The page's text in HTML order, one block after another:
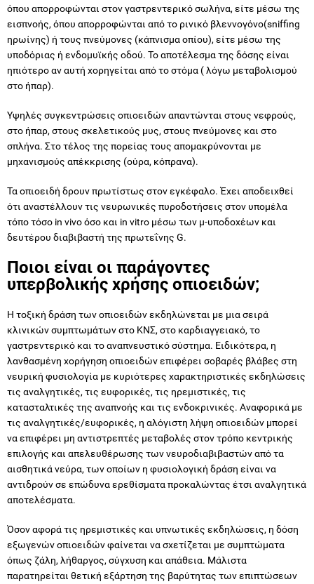
όπου απορροφώνται στον γαστρεντερικό σωλήνα, είτε μέσω της
εισπνοής, όπου απορροφώνται από το ρινικό βλεννογόνο(sniffing
ηρωίνης) ή τους πνεύμονες (κάπνισμα οπίου), είτε μέσω της
υποδόριας ή ενδομυϊκής οδού. Το αποτέλεσμα της δόσης είναι
ηπιότερο αν αυτή χορηγείται από το στόμα ( λόγω μεταβολισμού
στο ήπαρ).
Υψηλές συγκεντρώσεις οπιοειδών απαντώνται στους νεφρούς,
στο ήπαρ, στους σκελετικούς μυς, στους πνεύμονες και στο
σπλήνα. Στο τέλος της πορείας τους απομακρύνονται με
μηχανισμούς απέκκρισης (ούρα, κόπρανα).
Τα οπιοειδή δρουν πρωτίστως στον εγκέφαλο. Έχει αποδειχθεί
ότι αναστέλλουν τις νευρωνικές πυροδοτήσεις στον υπομέλα
τόπο τόσο in vivo όσο και in vitro μέσω των μ-υποδοχέων και
δευτέρου διαβιβαστή της πρωτεΐνης G.
Ποιοι είναι οι παράγοντες
υπερβολικής χρήσης οπιοειδών;
Η τοξική δράση των οπιοειδών εκδηλώνεται με μια σειρά
κλινικών συμπτωμάτων στο ΚΝΣ, στο καρδιαγγειακό, το
γαστρεντερικό και το αναπνευστικό σύστημα. Ειδικότερα, η
λανθασμένη χορήγηση οπιοειδών επιφέρει σοβαρές βλάβες στη
νευρική φυσιολογία με κυριότερες χαρακτηριστικές εκδηλώσεις
τις αναλγητικές, τις ευφορικές, τις ηρεμιστικές, τις
κατασταλτικές της αναπνοής και τις ενδοκρινικές. Αναφορικά με
τις αναλγητικές/ευφορικές, η αλόγιστη λήψη οπιοειδών μπορεί
να επιφέρει μη αντιστρεπτές μεταβολές στον τρόπο κεντρικής
επιλογής και απελευθέρωσης των νευροδιαβιβαστών από τα
αισθητικά νεύρα, των οποίων η φυσιολογική δράση είναι να
αντιδρούν σε επώδυνα ερεθίσματα προκαλώντας έτσι αναλγητικά
αποτελέσματα.
Όσον αφορά τις ηρεμιστικές και υπνωτικές εκδηλώσεις, η δόση
εξωγενών οπιοειδών φαίνεται να σχετίζεται με συμπτώματα
όπως ζάλη, λήθαργος, σύγχυση και απάθεια. Μάλιστα
παρατηρείται θετική εξάρτηση της βαρύτητας των επιπτώσεων